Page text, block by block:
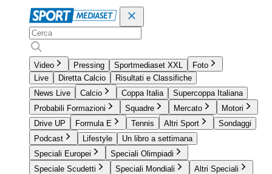
Video Pressing Sportmediaset XXL
Foto
Live
Diretta Calcio
Risultati e Classifiche
News Live
Calcio Coppa Italia
Supercoppa Italiana
Probabili Formazioni
Squadre Mercato
Motori
Drive UP
Formula E Tennis Altri Sport
Sondaggi
Podcast
Lifestyle
Un libro a settimana
Speciali Europei
Speciali Olimpiadi
Speciale Scudetti
Speciali Mondiali Altri Speciali